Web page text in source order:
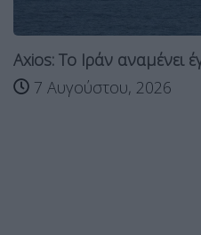
Axios: Το Ιράν αναμένει
7 Αυγούστου, 2026